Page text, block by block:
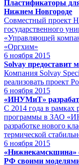
Пластификаторы
Нижнем Новгороде
Совместный проект
государственного
«Управляющей
«Оргхим»
6 ноября 2015
Solvay предоставит
Компания Solvay
реализовать проект
6 ноября 2015
«ИНУМиТ»
С 2014 года в рамках
программы в ЗАО
разработке нового
термической
6 ноября 2015
«Нижнекамскшина»
РФ своими